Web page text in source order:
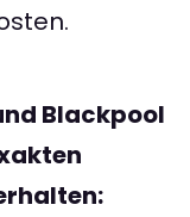
Blackpool